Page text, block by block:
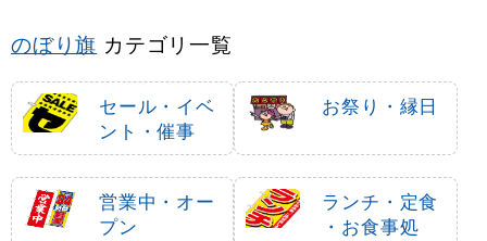
のぼり旗 カテゴリ一覧
セール・イベ
ント・催事
お祭り・縁日
営業中・オー
プン
ランチ・定食
・お食事処